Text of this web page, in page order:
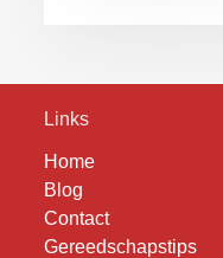
Links
Home
Blog
Contact
Gereedschapstips